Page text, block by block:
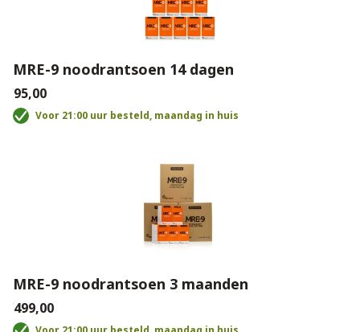
MRE-9 noodrantsoen 14 dagen
€95,00
Voor 21:00 uur besteld, maandag in huis
MRE-9 noodrantsoen 3 maanden
€499,00